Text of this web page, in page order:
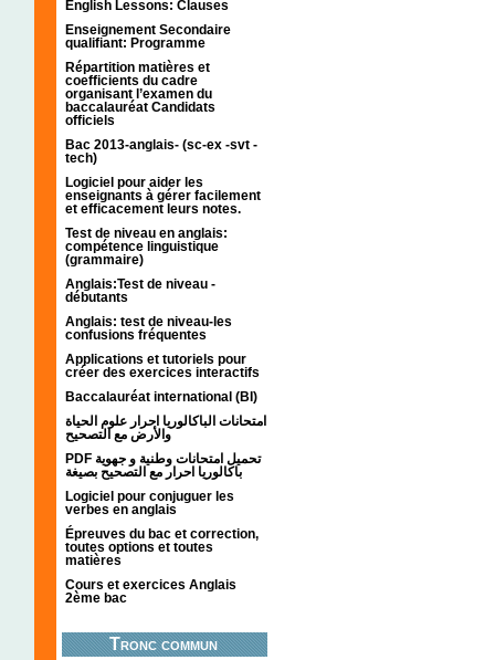
English Lessons: Clauses
Enseignement Secondaire
qualifiant: Programme
Répartition matières et
coefficients du cadre
organisant l’examen du
baccalauréat Candidats
officiels
Bac 2013-anglais- (sc-ex -svt -
tech)
Logiciel pour aider les
enseignants à gérer facilement
et efficacement leurs notes.
Test de niveau en anglais:
compétence linguistique
(grammaire)
Anglais:Test de niveau -
débutants
Anglais: test de niveau-les
confusions fréquentes
Applications et tutoriels pour
créer des exercices interactifs
Baccalauréat international (BI)
امتحانات الباكالوريا احرار علوم الحياة
والأرض مع التصحيح
PDF تحميل امتحانات وطنية و جهوية
باكالوريا احرار مع التصحيح بصيغة
Logiciel pour conjuguer les
verbes en anglais
Épreuves du bac et correction,
toutes options et toutes
matières
Cours et exercices Anglais
2ème bac
Tronc commun